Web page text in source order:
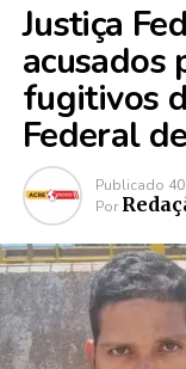
Justiça
acusados
fugitivos
Federal
Publicado
Por